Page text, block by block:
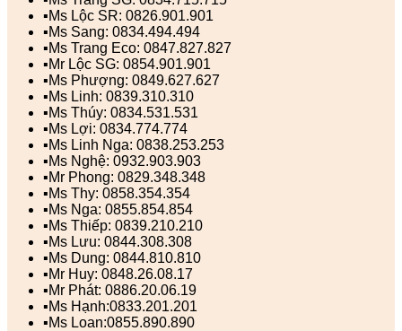
▪️Ms Lộc SR: 0826.901.901
▪️Ms Sang: 0834.494.494
▪️Ms Trang Eco: 0847.827.827
▪️Mr Lộc SG: 0854.901.901
▪️Ms Phượng: 0849.627.627
▪️Ms Linh: 0839.310.310
▪️Ms Thúy: 0834.531.531
▪️Ms Lợi: 0834.774.774
▪️Ms Linh Nga: 0838.253.253
▪️Ms Nghệ: 0932.903.903
▪️Mr Phong: 0829.348.348
▪️Ms Thy: 0858.354.354
▪️Ms Nga: 0855.854.854
▪️Ms Thiếp: 0839.210.210
▪️Ms Lưu: 0844.308.308
▪️Ms Dung: 0844.810.810
▪️Mr Huy: 0848.26.08.17
▪️Mr Phát: 0886.20.06.19
▪️Ms Hạnh:0833.201.201
▪️Ms Loan:0855.890.890